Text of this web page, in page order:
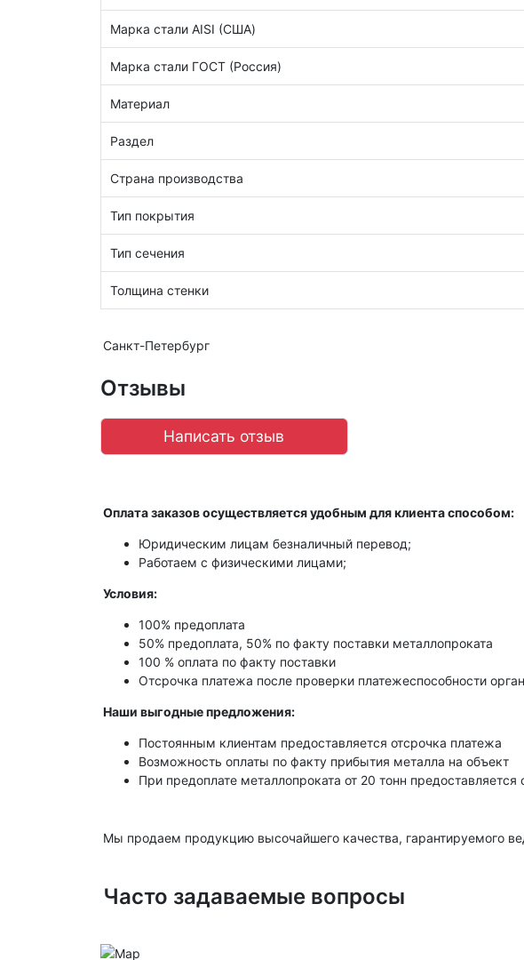
Марка стали AISI (США)
Марка стали ГОСТ (Россия)
Материал
Раздел
Страна производства
Тип покрытия
Тип сечения
Толщина стенки
Санкт-Петербург
Отзывы
Написать отзыв
Оплата заказов осуществляется удобным для клиента способом:
Юридическим лицам безналичный перевод;
Работаем с физическими лицами;
Условия:
100% предоплата
50% предоплата, 50% по факту поставки металлопроката
100 % оплата по факту поставки
Отсрочка платежа после проверки платежеспособности
Наши выгодные предложения:
Постоянным клиентам предоставляется отсрочка платежа
Возможность оплаты по факту прибытия металла на объект
При предоплате металлопроката от 20 тонн предоставляется
Мы продаем продукцию высочайшего качества, гарантируемого
Часто задаваемые вопросы